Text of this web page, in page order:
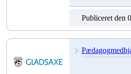
Publiceret den